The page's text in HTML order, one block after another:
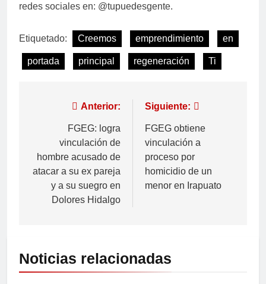
redes sociales en: @tupuedesgente.
Etiquetado: Creemos emprendimiento en
portada principal regeneración Ti
Anterior:
FGEG: logra
vinculación de
hombre acusado de
atacar a su ex pareja
y a su suegro en
Dolores Hidalgo
Siguiente:
FGEG obtiene
vinculación a
proceso por
homicidio de un
menor en Irapuato
Noticias relacionadas